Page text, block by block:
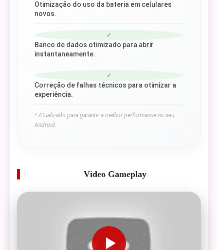
Otimização do uso da bateria em celulares
novos.
✓
Banco de dados otimizado para abrir
instantaneamente.
✓
Correção de falhas técnicos para otimizar a
experiência.
* Atualizado para garantir a melhor performance no seu
Android.
Vídeo Gameplay